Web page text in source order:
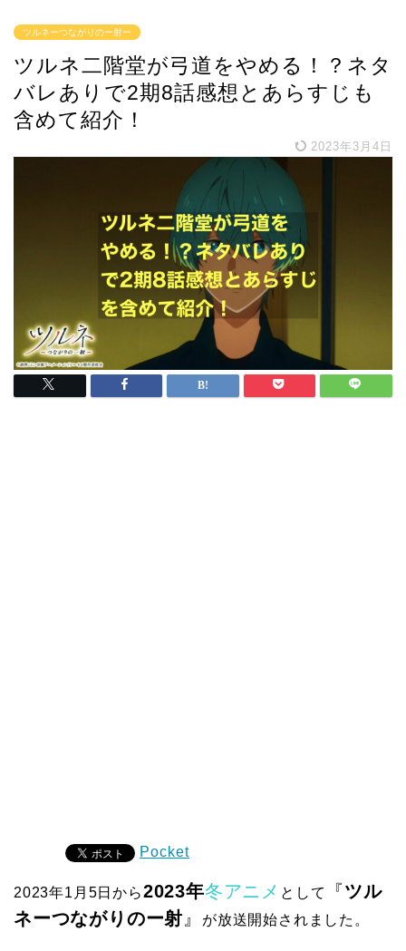
ツルネーつながりのー射ー
ツルネ二階堂が弓道をやめる！？ネタ
バレありで2期8話感想とあらすじも
含めて紹介！
2023年3月4日
Pocket
2023年1月5日から2023年冬アニメ として 『ツル
ネーつながりのー射 』 が放送開始されました。